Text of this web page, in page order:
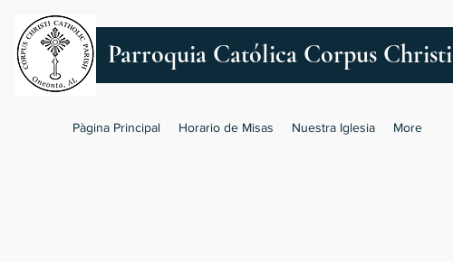
Parroquia Católica Corpus Christi
Pàgina Principal Horario de Misas Nuestra Iglesia More